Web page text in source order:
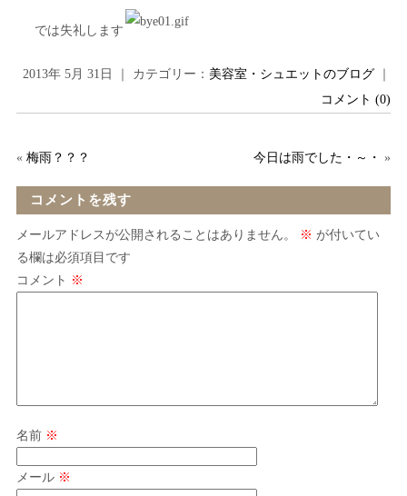
では失礼します
2013年 5月 31日 ｜ カテゴリー： 美容室・シュエットのブログ
コメント (0)
« 梅雨？？？ 今日は雨でした・～・ »
コメントを残す
メールアドレスが公開されることはありません。 ※ が付いてい
る欄は必須項目です
コメント ※
名前 ※
メール ※